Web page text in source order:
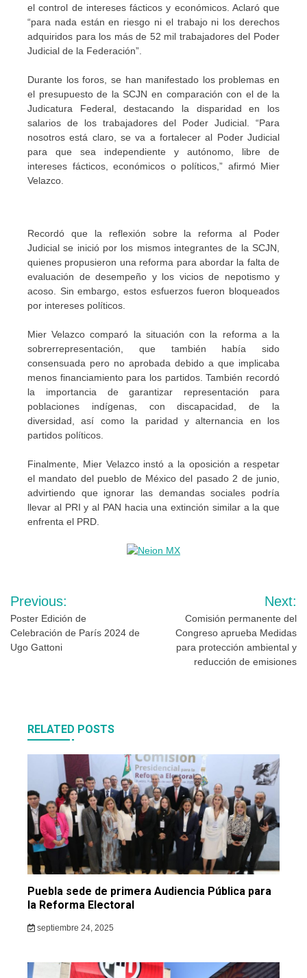
el control de intereses fácticos y económicos. Aclaró que
“para nada están en riesgo ni el trabajo ni los derechos
adquiridos para los más de 52 mil trabajadores del Poder
Judicial de la Federación”.
Durante los foros, se han manifestado los problemas en
el presupuesto de la SCJN en comparación con el de la
Judicatura Federal, destacando la disparidad en los
salarios de los trabajadores del Poder Judicial. “Para
nosotros está claro, se va a fortalecer al Poder Judicial
para que sea independiente y autónomo, libre de
intereses fácticos, económicos o políticos,” afirmó Mier
Velazco.
Recordó que la reflexión sobre la reforma al Poder
Judicial se inició por los mismos integrantes de la SCJN,
quienes propusieron una reforma para abordar la falta de
evaluación de desempeño y los vicios de nepotismo y
acoso. Sin embargo, estos esfuerzos fueron bloqueados
por intereses políticos.
Mier Velazco comparó la situación con la reforma a la
sobrerrepresentación, que también había sido
consensuada pero no aprobada debido a que implicaba
menos financiamiento para los partidos. También recordó
la importancia de garantizar representación para
poblaciones indígenas, con discapacidad, de la
diversidad, así como la paridad y alternancia en los
partidos políticos.
Finalmente, Mier Velazco instó a la oposición a respetar
el mandato del pueblo de México del pasado 2 de junio,
advirtiendo que ignorar las demandas sociales podría
llevar al PRI y al PAN hacia una extinción similar a la que
enfrenta el PRD.
Navegación
de
entradas
Previous:
Poster Edición de
Celebración de París 2024 de
Ugo Gattoni
Next:
Comisión permanente del
Congreso aprueba Medidas
para protección ambiental y
reducción de emisiones
RELATED POSTS
Puebla sede de primera Audiencia Pública para
la Reforma Electoral
septiembre 24, 2025